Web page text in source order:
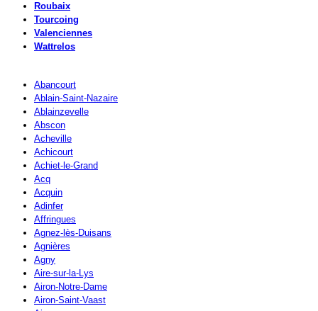
Roubaix
Tourcoing
Valenciennes
Wattrelos
Abancourt
Ablain-Saint-Nazaire
Ablainzevelle
Abscon
Acheville
Achicourt
Achiet-le-Grand
Acq
Acquin
Adinfer
Affringues
Agnez-lès-Duisans
Agnières
Agny
Aire-sur-la-Lys
Airon-Notre-Dame
Airon-Saint-Vaast